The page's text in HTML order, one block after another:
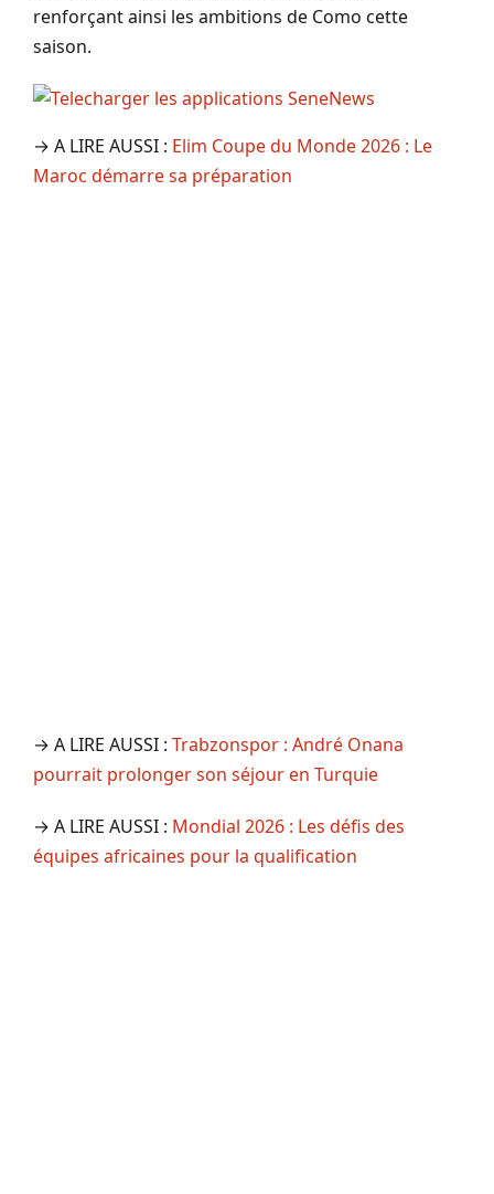
renforçant ainsi les ambitions de Como cette
saison.
→ A LIRE AUSSI : Elim Coupe du Monde 2026 : Le
Maroc démarre sa préparation
→ A LIRE AUSSI : Trabzonspor : André Onana
pourrait prolonger son séjour en Turquie
→ A LIRE AUSSI : Mondial 2026 : Les défis des
équipes africaines pour la qualification